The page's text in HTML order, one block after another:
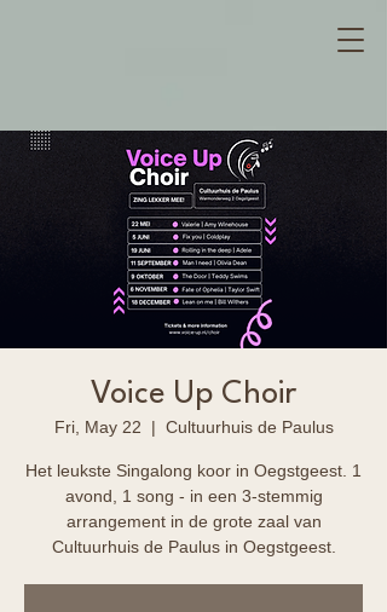
Voice Up Choir
Fri, May 22
  |
Cultuurhuis de Paulus
Het leukste Singalong koor in Oegstgeest. 1
avond, 1 song - in een 3-stemmig
arrangement in de grote zaal van
Cultuurhuis de Paulus in Oegstgeest.